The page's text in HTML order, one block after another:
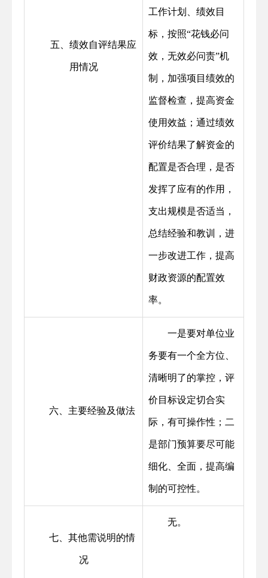
用情况
工作计划、绩效目
标，按照“花钱必问
效，无效必问责”机
制，加强项目绩效的
监督检查，提高资金
使用效益；通过绩效
评价结果了解资金的
配置是否合理，是否
发挥了应有的作用，
支出规模是否适当，
总结经验和教训，进
一步改进工作，提高
财政资源的配置效
率。
六、主要经验及做法
一是要对单位业
务要有一个全方位、
清晰明了的掌控，评
价目标设定切合实
际，有可操作性；二
是部门预算要尽可能
细化、全面，提高编
制的可控性。
七、其他需说明的情
况
无。